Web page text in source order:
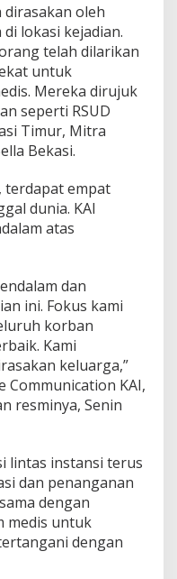
dirasakan oleh
lokasi kejadian.
telah dilarikan
untuk
Mereka dirujuk
seperti RSUD
Timur, Mitra
Bekasi.
terdapat empat
dunia. KAI
atas
dan
ini. Fokus kami
korban
Kami
keluarga,”
Communication KAI,
resminya, Senin
lintas instansi terus
dan penanganan
dengan
medis untuk
dengan